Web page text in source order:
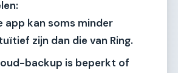
app kan soms minder
zijn dan die van Ring.
backup is beperkt of